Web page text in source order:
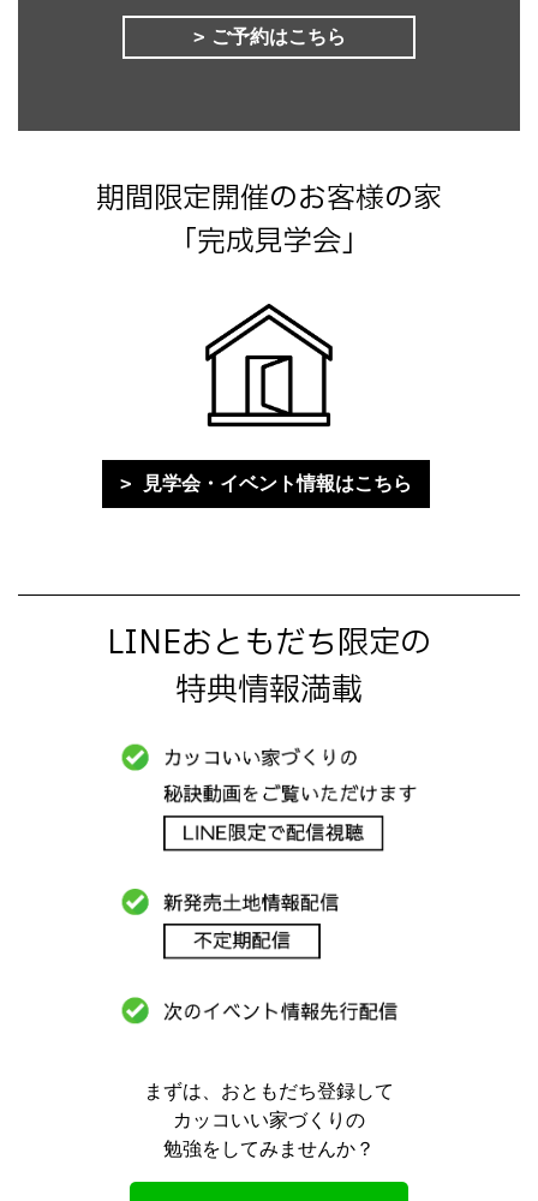
ご予約はこちら
期間限定開催のお客様の家
「完成見学会」
見学会・イベント情報はこちら
LINEおともだち限定の
特典情報満載
まずは、おともだち登録して
カッコいい家づくりの
勉強をしてみませんか？